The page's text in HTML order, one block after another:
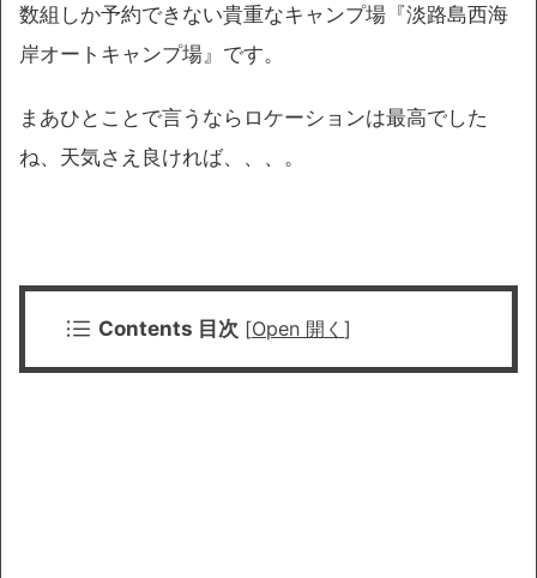
数組しか予約できない貴重なキャンプ場『淡路島西海
岸オートキャンプ場』です。
まあひとことで言うならロケーションは最高でした
ね、天気さえ良ければ、、、。
Contents 目次 [Open 開く ]